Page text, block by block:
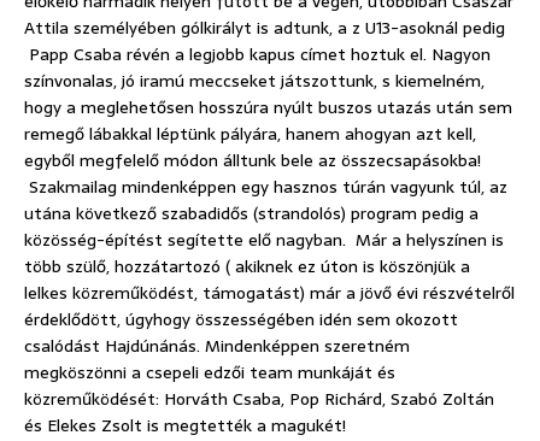
Attila személyében gólkirályt is adtunk, a z U13-asoknál pedig
Papp Csaba révén a legjobb kapus címet hoztuk el. Nagyon
színvonalas, jó iramú meccseket játszottunk, s kiemelném,
hogy a meglehetősen hosszúra nyúlt buszos utazás után sem
remegő lábakkal léptünk pályára, hanem ahogyan azt kell,
egyből megfelelő módon álltunk bele az összecsapásokba!
Szakmailag mindenképpen egy hasznos túrán vagyunk túl, az
utána következő szabadidős (strandolós) program pedig a
közösség-építést segítette elő nagyban. Már a helyszínen is
több szülő, hozzátartozó ( akiknek ez úton is köszönjük a
lelkes közreműködést, támogatást) már a jövő évi részvételről
érdeklődött, úgyhogy összességében idén sem okozott
csalódást Hajdúnánás. Mindenképpen szeretném
megköszönni a csepeli edzői team munkáját és
közreműködését: Horváth Csaba, Pop Richárd, Szabó Zoltán
és Elekes Zsolt is megtették a magukét!